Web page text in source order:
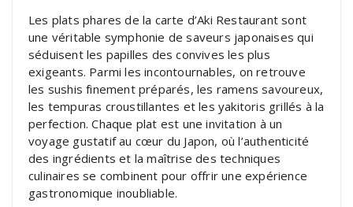
Les plats phares de la carte d’Aki Restaurant sont
une véritable symphonie de saveurs japonaises qui
séduisent les papilles des convives les plus
exigeants. Parmi les incontournables, on retrouve
les sushis finement préparés, les ramens savoureux,
les tempuras croustillantes et les yakitoris grillés à la
perfection. Chaque plat est une invitation à un
voyage gustatif au cœur du Japon, où l’authenticité
des ingrédients et la maîtrise des techniques
culinaires se combinent pour offrir une expérience
gastronomique inoubliable.